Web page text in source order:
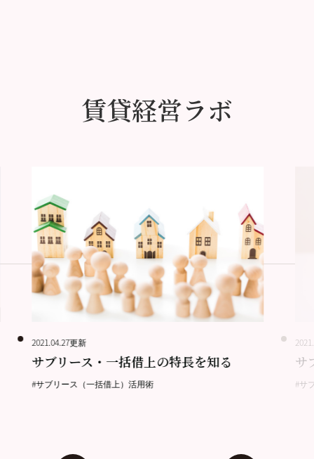
賃貸経営ラボ
2021.04.27更新
サブリース・一括借上の特長を知る
#サブリース（一括借上）活用術
サ
#サ